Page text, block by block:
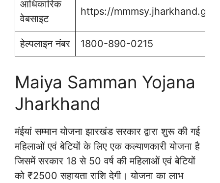
आधिकारिक
वेबसाइट
https://
हेल्पलाइन नंबर 1800-890-0215
Maiya Samman Yojana
Jharkhand
मंईयां सम्मान योजना झारखंड सरकार द्वारा शुरू की गई
महिलाओं एवं बेटियों के लिए एक कल्याणकारी योजना है
जिसमें सरकार 18 से 50 वर्ष की महिलाओं एवं बेटियों
को ₹2500 सहायता राशि देगी। योजना का लाभ